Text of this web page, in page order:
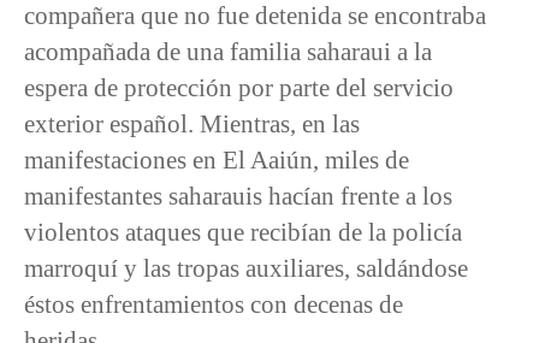
compañera que no fue detenida se encontraba
acompañada de una familia saharaui a la
espera de protección por parte del servicio
exterior español. Mientras, en las
manifestaciones en El Aaiún, miles de
manifestantes saharauis hacían frente a los
violentos ataques que recibían de la policía
marroquí y las tropas auxiliares, saldándose
éstos enfrentamientos con decenas de